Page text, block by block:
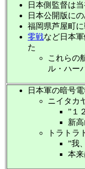
日本側監督は
日本公開版に
福岡県芦屋町
零戦など日本
た
これらの
ル・ハー
日本軍の暗号電
ニイタカ
”１
新
トラトラ
”我
本